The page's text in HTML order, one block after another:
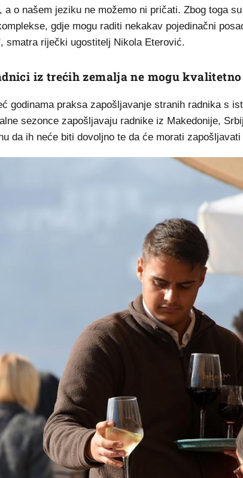
a o našem jeziku ne možemo ni pričati. Zbog toga
gdje mogu raditi nekakav pojedinačni
smatra riječki ugostitelj Nikola Eterović.
iz trećih zemalja ne mogu
godinama praksa zapošljavanje stranih radnika s
sezonce zapošljavaju radnike iz Makedonije,
da ih neće biti dovoljno te da će morati